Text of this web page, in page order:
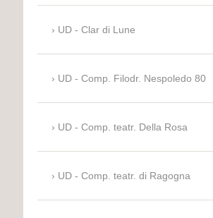
UD - Clar di Lune
UD - Comp. Filodr. Nespoledo 80
UD - Comp. teatr. Della Rosa
UD - Comp. teatr. di Ragogna